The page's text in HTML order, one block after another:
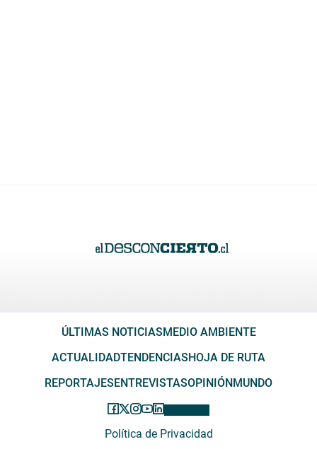
ÚLTIMAS NOTICIASMEDIO AMBIENTE
ACTUALIDADTENDENCIASHOJA DE RUTA
REPORTAJESENTREVISTASOPINIÓNMUNDO
Política de Privacidad